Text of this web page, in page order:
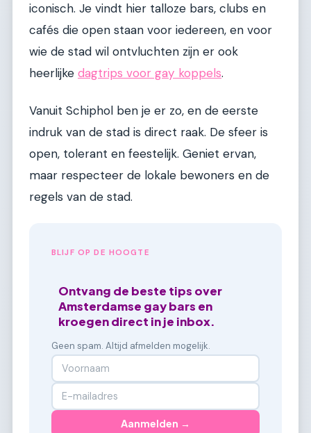
iconisch. Je vindt hier talloze bars, clubs en
cafés die open staan voor iedereen, en voor
wie de stad wil ontvluchten zijn er ook
heerlijke dagtrips voor gay koppels.
Vanuit Schiphol ben je er zo, en de eerste
indruk van de stad is direct raak. De sfeer is
open, tolerant en feestelijk. Geniet ervan,
maar respecteer de lokale bewoners en de
regels van de stad.
BLIJF OP DE HOOGTE
Ontvang de beste tips over
Amsterdamse gay bars en
kroegen direct in je inbox.
Geen spam. Altijd afmelden mogelijk.
Aanmelden →